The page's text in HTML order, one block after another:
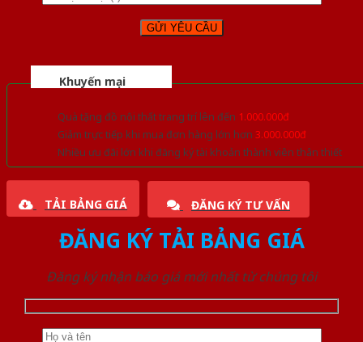
Khuyến mại
Quà tặng đồ nội thất trang trí lên đến 1.000.000đ
Giảm trực tiếp khi mua đơn hàng lớn hơn 3.000.000đ
Nhiều ưu đãi lớn khi đăng ký tài khoản thành viên thân thiết
TẢI BẢNG GIÁ ĐĂNG KÝ TƯ VẤN
ĐĂNG KÝ TẢI BẢNG GIÁ
Đăng ký nhận báo giá mới nhất từ chúng tôi